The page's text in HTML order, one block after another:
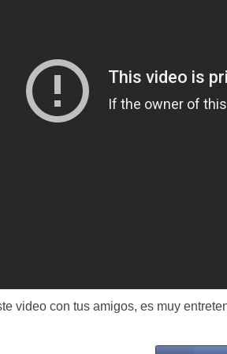
video con tus amigos, es muy